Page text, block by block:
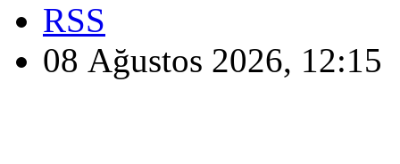
RSS
08 Ağustos 2026, 12:15